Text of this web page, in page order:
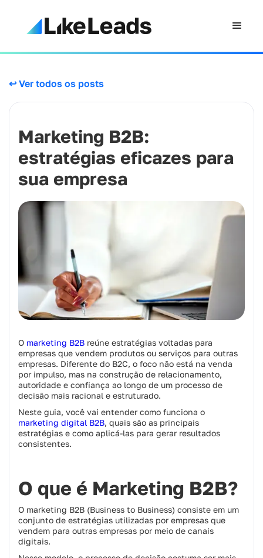
↩ Ver todos os posts
Marketing B2B:
estratégias eficazes para
sua empresa
O marketing B2B reúne estratégias voltadas para
empresas que vendem produtos ou serviços para outras
empresas. Diferente do B2C, o foco não está na venda
por impulso, mas na construção de relacionamento,
autoridade e confiança ao longo de um processo de
decisão mais racional e estruturado.
Neste guia, você vai entender como funciona o
marketing digital B2B, quais são as principais
estratégias e como aplicá-las para gerar resultados
consistentes.
O que é Marketing B2B?
O marketing B2B (Business to Business) consiste em um
conjunto de estratégias utilizadas por empresas que
vendem para outras empresas por meio de canais
digitais.